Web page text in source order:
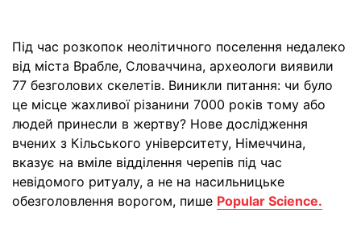
Під час розкопок неолітичного поселення недалеко
від міста Врабле, Словаччина, археологи виявили
77 безголових скелетів. Виникли питання: чи було
це місце жахливої різанини 7000 років тому або
людей принесли в жертву? Нове дослідження
вчених з Кільського університету, Німеччина,
вказує на вміле відділення черепів під час
невідомого ритуалу, а не на насильницьке
обезголовлення ворогом, пише Popular Science.